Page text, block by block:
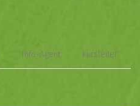
Info-Agent Kursleiter